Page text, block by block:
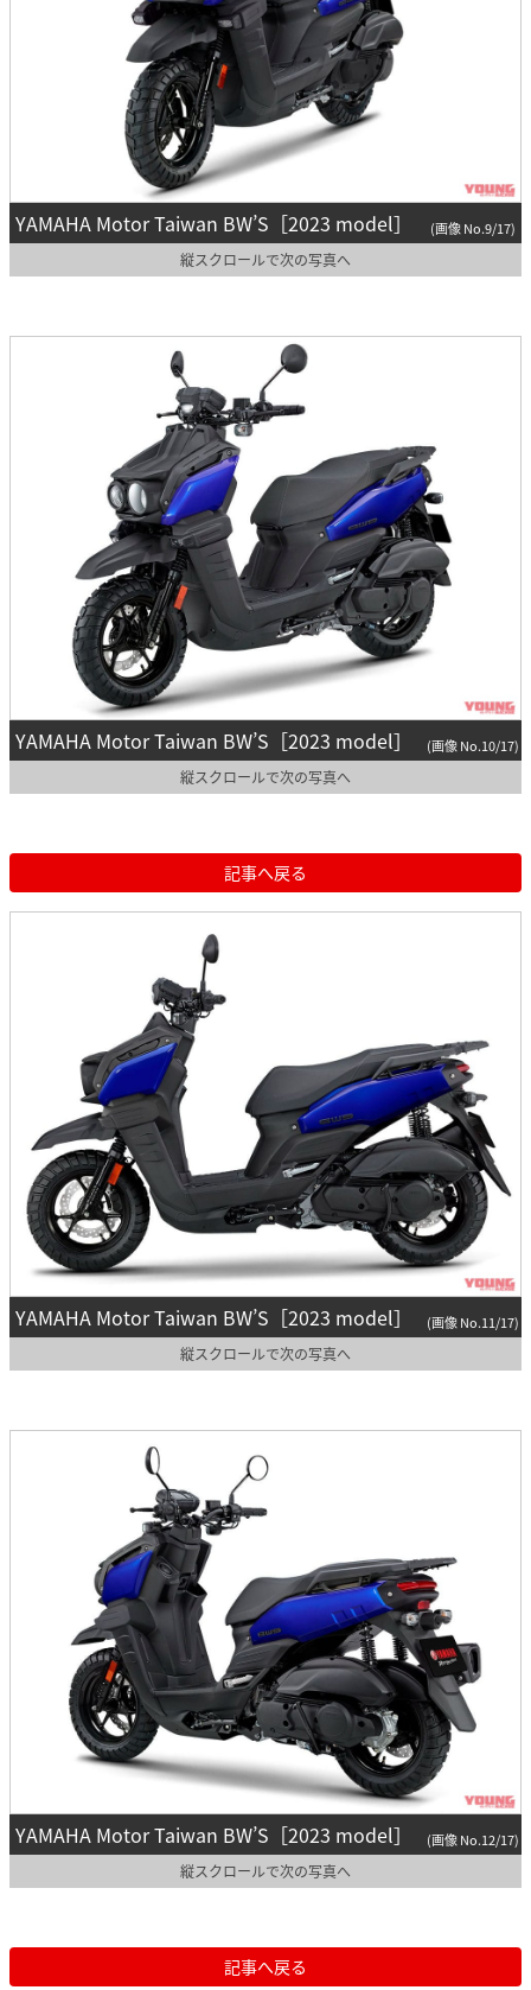
YAMAHA Motor Taiwan BW’S［2023 model］ (画像 No.9/17)
縦スクロールで次の写真へ
YAMAHA Motor Taiwan BW’S［2023 model］ (画像 No.10/17)
縦スクロールで次の写真へ
記事へ戻る
YAMAHA Motor Taiwan BW’S［2023 model］ (画像 No.11/17)
縦スクロールで次の写真へ
YAMAHA Motor Taiwan BW’S［2023 model］ (画像 No.12/17)
縦スクロールで次の写真へ
記事へ戻る